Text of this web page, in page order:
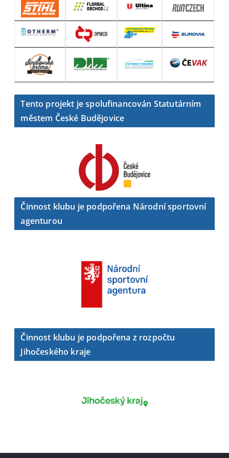
Tento projekt je spolufinancován Statutárním
městem České Budějovice
Činnost klubu je podpořena Národní sportovní
agenturou
Činnost klubu je podpořena z rozpočtu
Jihočeského kraje